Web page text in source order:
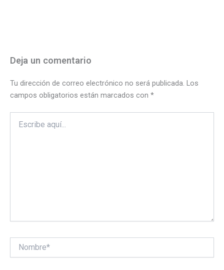
Deja un comentario
Tu dirección de correo electrónico no será publicada. Los
campos obligatorios están marcados con *
aquí...